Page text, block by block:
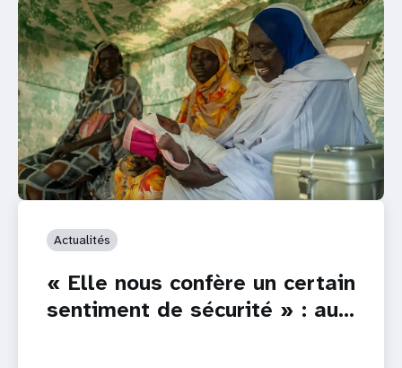
Actualités
« Elle nous confère un certain
sentiment de sécurité » : au…